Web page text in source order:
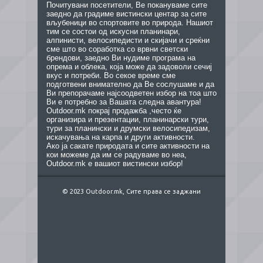
Почитувани посетители, Ве покануваме сите
заедно да градиме вистински центар за сите
вљубеници во спортовите во природа. Нашиот
тим се состои од искусни планинари,
алпинисти, велосипедисти и скијачи и среќни
сме што во соработка со врвни светски
брендови, заедно Ви нудиме програма на
опрема и облека, која може да задоволи сечиј
вкус и потреби. Во секое време сме
подготвени внимателно да Ве сослушаме и да
Ви препорачаме најсоодветен избор на тоа што
Ви е потребно за Вашата следна авантура!
Outdoor.mk покрај продажба ,често ќе
организира и презентации, планинарски тури,
тури за планински и друмски велосипедизам,
искачувања на карпа и други активности.
Ако ја сакате природата и сите активности на
кои можеме да им се радуваме во неа,
Outdoor.mk е вашиот вистински избор!
© 2023 Outdoor.mk, Сите права се заджани